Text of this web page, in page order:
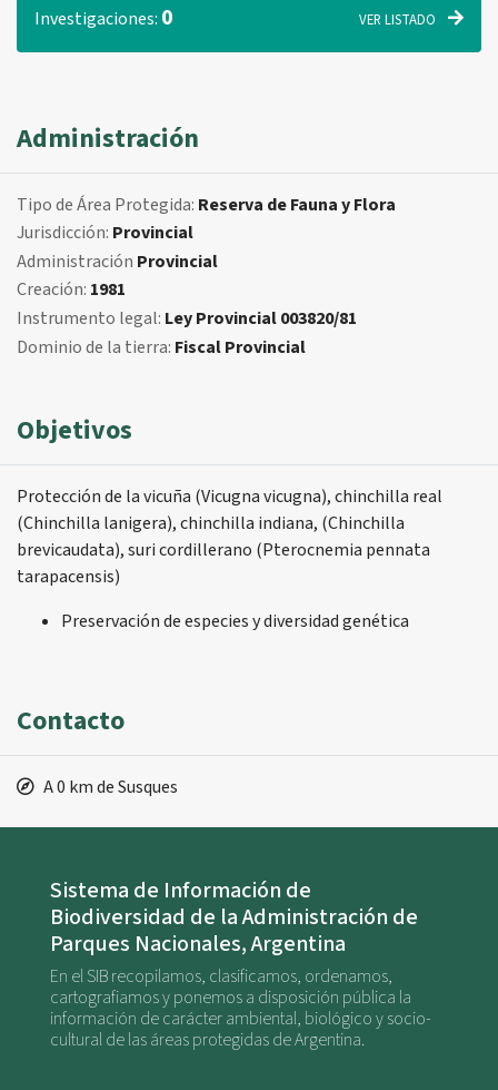
Investigaciones: 0 VER LISTADO
Administración
Tipo de Área Protegida: Reserva de Fauna y Flora
Jurisdicción: Provincial
Administración Provincial
Creación: 1981
Instrumento legal: Ley Provincial 003820/81
Dominio de la tierra: Fiscal Provincial
Objetivos
Protección de la vicuña (Vicugna vicugna), chinchilla real
(Chinchilla lanigera), chinchilla indiana, (Chinchilla
brevicaudata), suri cordillerano (Pterocnemia pennata
tarapacensis)
Preservación de especies y diversidad genética
Contacto
A 0 km de Susques
Sistema de Información de
Biodiversidad de la Administración de
Parques Nacionales, Argentina
En el SIB recopilamos, clasificamos, ordenamos,
cartografiamos y ponemos a disposición pública la
información de carácter ambiental, biológico y socio-
cultural de las áreas protegidas de Argentina.